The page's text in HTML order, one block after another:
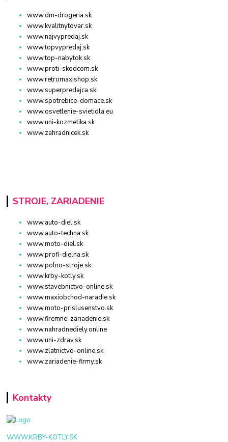
www.dm-drogeria.sk
www.kvalitnytovar.sk
www.najvypredaj.sk
www.topvypredaj.sk
www.top-nabytok.sk
www.proti-skodcom.sk
www.retromaxishop.sk
www.superpredajca.sk
www.spotrebice-domace.sk
www.osvetlenie-svietidla.eu
www.uni-kozmetika.sk
www.zahradnicek.sk
STROJE, ZARIADENIE
www.auto-diel.sk
www.auto-techna.sk
www.moto-diel.sk
www.profi-dielna.sk
www.polno-stroje.sk
www.krby-kotly.sk
www.stavebnictvo-online.sk
www.maxiobchod-naradie.sk
www.moto-prislusenstvo.sk
www.firemne-zariadenie.sk
www.nahradnediely.online
www.uni-zdrav.sk
www.zlatnictvo-online.sk
www.zariadenie-firmy.sk
Kontakty
WWW.KRBY-KOTLY.SK